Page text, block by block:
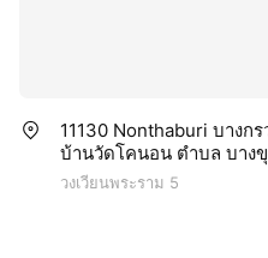
11130 Nonthaburi บางก
บ้านวัดโคนอน ตำบล บาง
วงเวียนพระราม 5